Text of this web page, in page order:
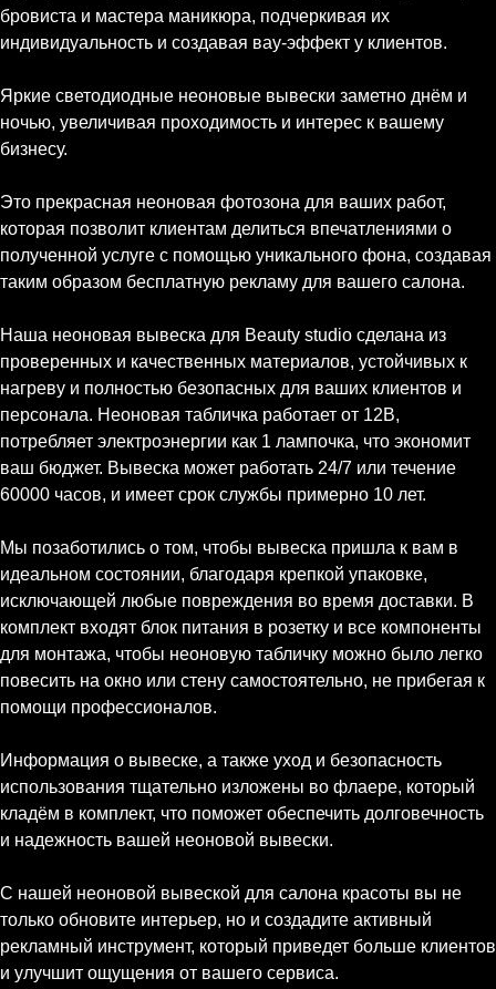
бровиста и мастера маникюра, подчеркивая их
индивидуальность и создавая вау-эффект у клиентов.
Яркие светодиодные неоновые вывески заметно днём и
ночью, увеличивая проходимость и интерес к вашему
бизнесу.
Это прекрасная неоновая фотозона для ваших работ,
которая позволит клиентам делиться впечатлениями о
полученной услуге с помощью уникального фона, создавая
таким образом бесплатную рекламу для вашего салона.
Наша неоновая вывеска для Beauty studio сделана из
проверенных и качественных материалов, устойчивых к
нагреву и полностью безопасных для ваших клиентов и
персонала. Неоновая табличка работает от 12В,
потребляет электроэнергии как 1 лампочка, что экономит
ваш бюджет. Вывеска может работать 24/7 или течение
60000 часов, и имеет срок службы примерно 10 лет.
Мы позаботились о том, чтобы вывеска пришла к вам в
идеальном состоянии, благодаря крепкой упаковке,
исключающей любые повреждения во время доставки. В
комплект входят блок питания в розетку и все компоненты
для монтажа, чтобы неоновую табличку можно было легко
повесить на окно или стену самостоятельно, не прибегая к
помощи профессионалов.
Информация о вывеске, а также уход и безопасность
использования тщательно изложены во флаере, который
кладём в комплект, что поможет обеспечить долговечность
и надежность вашей неоновой вывески.
С нашей неоновой вывеской для салона красоты вы не
только обновите интерьер, но и создадите активный
рекламный инструмент, который приведет больше клиентов
и улучшит ощущения от вашего сервиса.